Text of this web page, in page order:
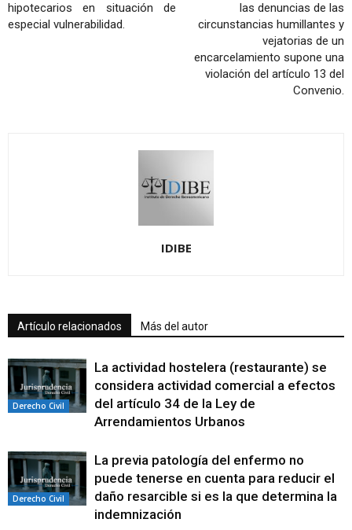
hipotecarios en situación de
especial vulnerabilidad.
las denuncias de las
circunstancias humillantes y
vejatorias de un
encarcelamiento supone una
violación del artículo 13 del
Convenio.
IDIBE
Artículo relacionados Más del autor
Derecho Civil
La actividad hostelera (restaurante) se
considera actividad comercial a efectos
del artículo 34 de la Ley de
Arrendamientos Urbanos
Derecho Civil
La previa patología del enfermo no
puede tenerse en cuenta para reducir el
daño resarcible si es la que determina la
indemnización